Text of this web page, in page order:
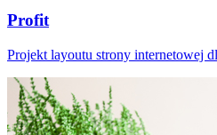
Profit
Projekt layoutu strony internetowej